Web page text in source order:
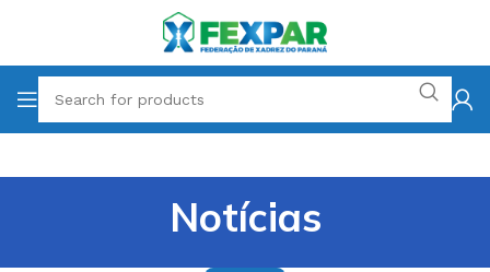
Notícias